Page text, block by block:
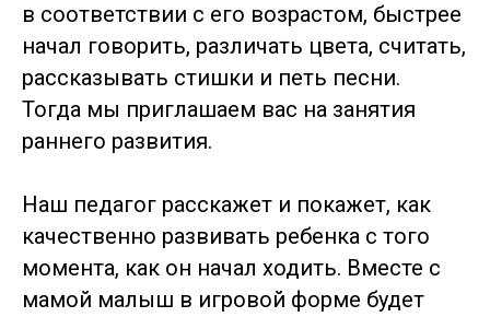
в соответствии с его возрастом, быстрее
начал говорить, различать цвета, считать,
рассказывать стишки и петь песни.
Тогда мы приглашаем вас на занятия
раннего развития.
Наш педагог расскажет и покажет, как
качественно развивать ребенка с того
момента, как он начал ходить. Вместе с
мамой малыш в игровой форме будет